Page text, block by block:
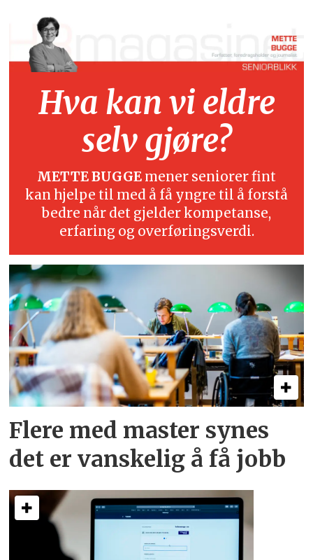
Hva kan vi eldre
selv gjøre?
METTE BUGGE mener seniorer fint
kan hjelpe til med å få yngre til å forstå
bedre når det gjelder kompetanse,
erfaring og overføringsverdi.
Flere med master synes
det er vanskelig å få jobb